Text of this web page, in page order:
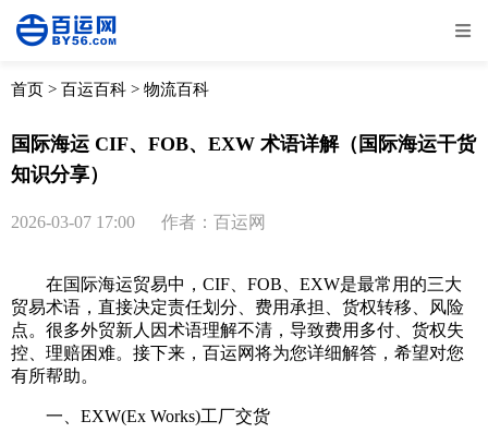
全部 物流资讯
首页 > 百运百科 > 物流百科
国际海运 CIF、FOB、EXW 术语详解（国际海运干货
知识分享）
2026-03-07 17:00 作者：百运网
在国际海运贸易中，CIF、FOB、EXW是最常用的三大
贸易术语，直接决定责任划分、费用承担、货权转移、风险
点。很多外贸新人因术语理解不清，导致费用多付、货权失
控、理赔困难。接下来，百运网将为您详细解答，希望对您
有所帮助。
一、EXW(Ex Works)工厂交货